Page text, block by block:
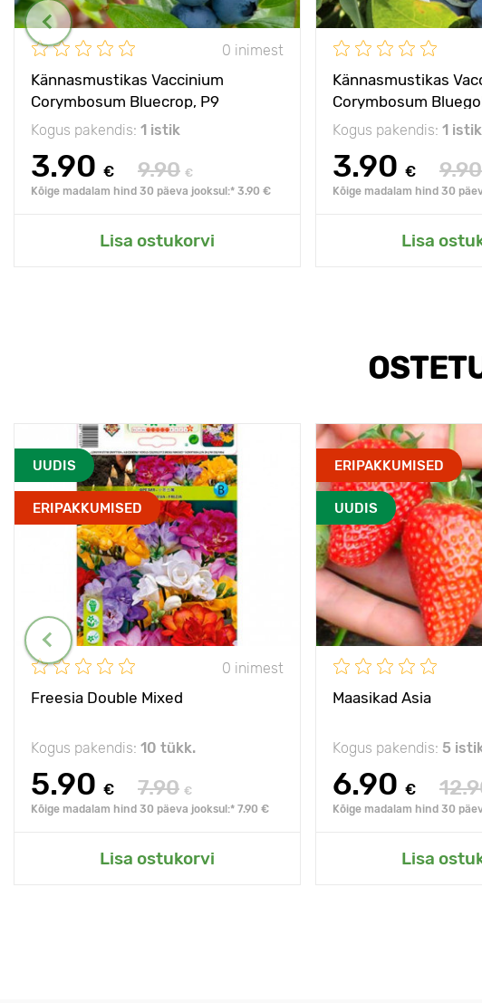
0 inimest
Kännasmustikas Vaccinium
Corymbosum Bluecrop, P9
Kogus pakendis: 1 istik
3.90 € 9.90 €
Kõige madalam hind 30 päeva jooksul:* 3.90 €
Lisa ostukorvi
Kännasmustikas
Corymbosum
Kogus pakendis: 1 istik
3.90 € 9.90
Kõige madalam hind 30
Lisa
UUDIS
ERIPAKKUMISED
0 inimest
Freesia Double Mixed
Kogus pakendis: 10 tükk.
5.90 € 7.90 €
Kõige madalam hind 30 päeva jooksul:* 7.90 €
Lisa ostukorvi
ERIPAKKUMISED
UUDIS
Maasikad Asia
Kogus pakendis: 5
6.90 €
Kõige madalam hind 30
Lisa